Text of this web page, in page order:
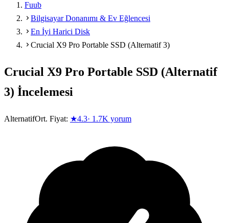
Fuub
Bilgisayar Donanımı & Ev Eğlencesi
En İyi Harici Disk
Crucial X9 Pro Portable SSD (Alternatif 3)
Crucial X9 Pro Portable SSD (Alternatif
3) İncelemesi
AlternatifOrt. Fiyat: ★4.3· 1.7K yorum